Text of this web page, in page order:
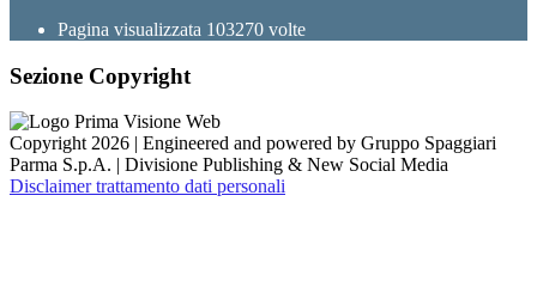
Pagina visualizzata 103270 volte
Sezione Copyright
Copyright 2026 | Engineered and powered by Gruppo Spaggiari
Parma S.p.A. | Divisione Publishing & New Social Media
Disclaimer trattamento dati personali